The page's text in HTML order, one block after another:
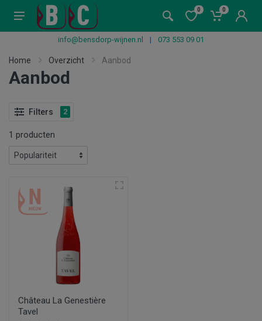
0 0
info@bensdorp-wijnen.nl | 073 553 09 01
Home Overzicht Aanbod
Aanbod
Filters 2
1 producten
Château La Genestière
Tavel